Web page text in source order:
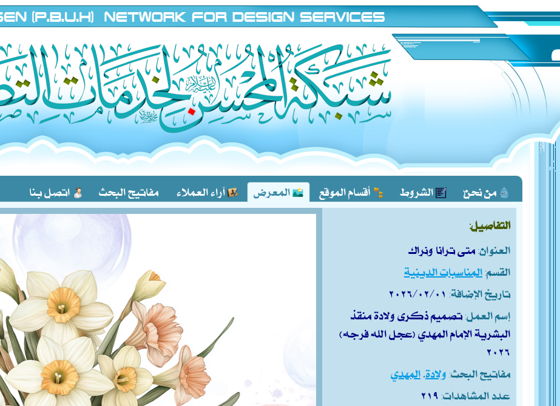
من نحن؟ الشروط أقسام الموقع المعرض آراء العملاء مفاتيح البحث
اتصل بنا
التفاصيل:
العنوان:متى ترانا ونراك
القسم:المناسبات الدينية
تاريخ الإضافة: ٢٠٢٦/٠٢/٠١
إسم العمل:تصميم ذكرى ولادة منقذ
البشرية الإمام المهدي (عجّل الله فرجه)
٢٠٢٦
مفاتيح البحث:ولادة،المهدي
عدد المشاهدات:٢١٩